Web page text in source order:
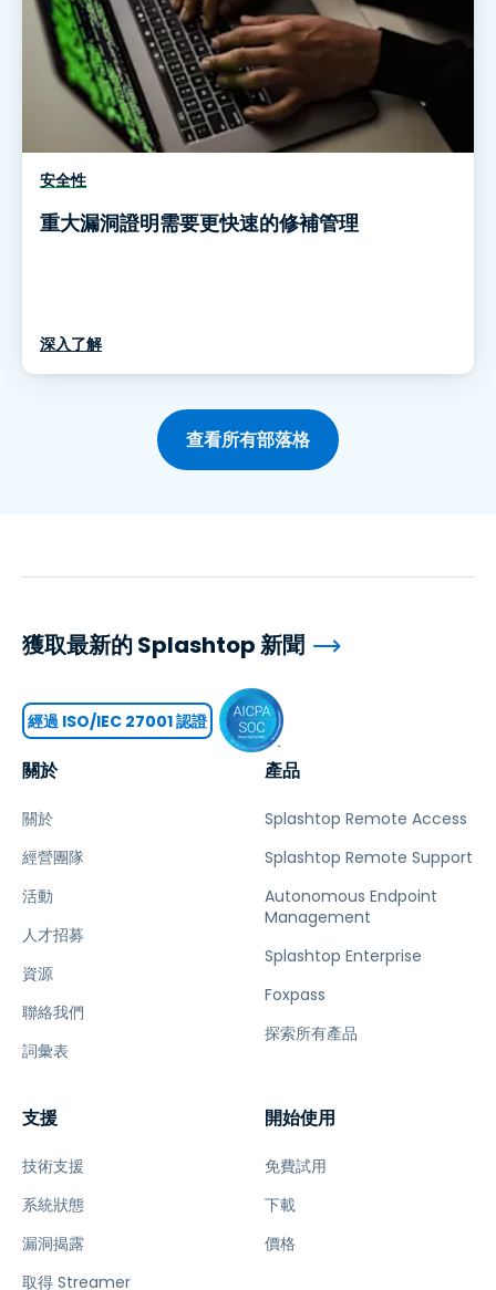
安全性
重大漏洞證明需要更快速的修補管理
深入了解
查看所有部落格
關於
關於
經營團隊
活動
人才招募
資源
聯絡我們
詞彙表
產品
Splashtop Remote Access
Splashtop Remote Support
Autonomous Endpoint
Management
Splashtop Enterprise
Foxpass
探索所有產品
支援
技術支援
系統狀態
漏洞揭露
取得 Streamer
開始使用
免費試用
下載
價格
獲取最新的 Splashtop 新聞
經過 ISO/IEC 27001 認證